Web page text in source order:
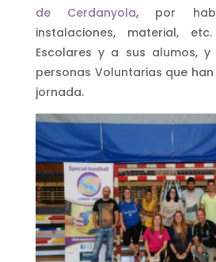
de Cerdanyola, por
instalaciones, material,
Escolares y a sus alumos,
personas Voluntarias que
jornada.